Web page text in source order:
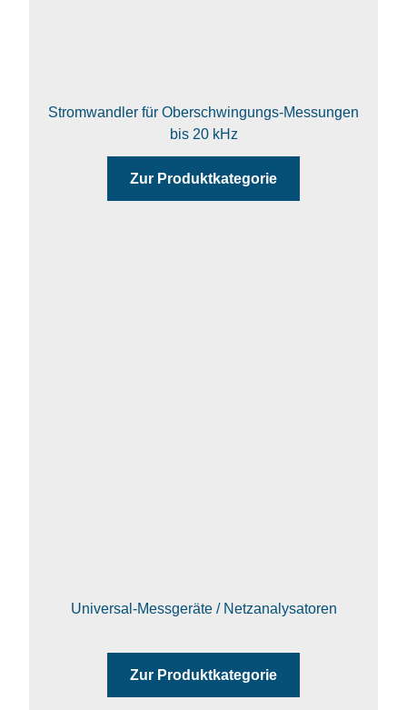
Stromwandler für Oberschwingungs-Messungen
bis 20 kHz
Zur Produktkategorie
Universal-Messgeräte / Netzanalysatoren
Zur Produktkategorie